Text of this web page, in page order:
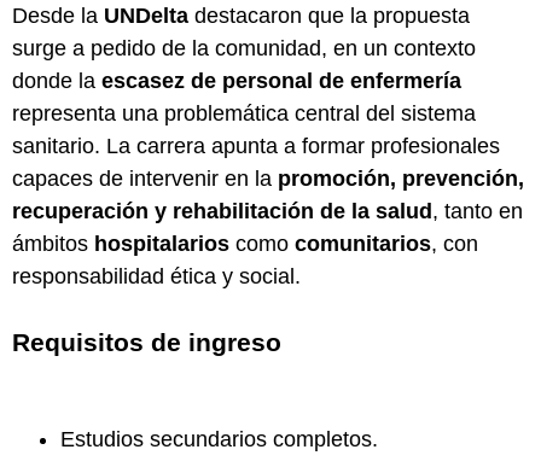
Desde la UNDelta destacaron que la propuesta
surge a pedido de la comunidad, en un contexto
donde la escasez de personal de enfermería
representa una problemática central del sistema
sanitario. La carrera apunta a formar profesionales
capaces de intervenir en la promoción, prevención,
recuperación y rehabilitación de la salud, tanto en
ámbitos hospitalarios como comunitarios, con
responsabilidad ética y social.
Requisitos de ingreso
Estudios secundarios completos.